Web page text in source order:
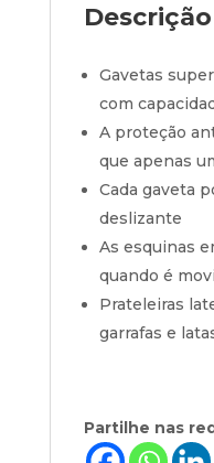
Descrição
Gavetas
com
A proteção
que apenas
Cada gaveta
deslizante
As esquinas
quando é
Prateleiras
garrafas e
Partilhe nas